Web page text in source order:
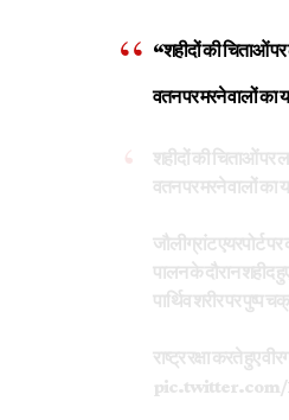
“शहीदों की चिताओं
वतन पर मरने वालों का
शहीदों की चिताओं पर
वतन पर मरने वालों का
जौलीग्रांट एयरपोर्ट
पालन के दौरान शहीद
पार्थिव शरीर पर पुष्प
राष्ट्र रक्षा करते हुए
pic.twitter.com/